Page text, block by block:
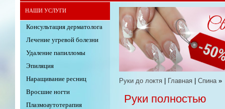
НАШИ УСЛУГИ
Консультация дерматолога
Лечение угревой болезни
Удаление папилломы
Эпиляция
Наращивание ресниц
Вросшие ногти
Плазмоаутотерапия
Руки до локтя Главная Спина»
Руки полностью